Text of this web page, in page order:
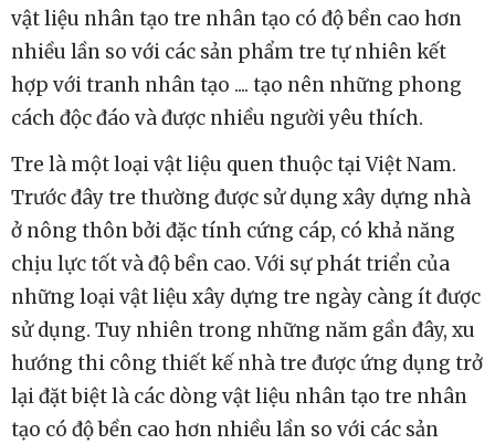
vật liệu nhân tạo tre nhân tạo có độ bền cao hơn
nhiều lần so với các sản phẩm tre tự nhiên kết
hợp với tranh nhân tạo .... tạo nên những phong
cách độc đáo và được nhiều người yêu thích.
Tre là một loại vật liệu quen thuộc tại Việt Nam.
Trước đây tre thường được sử dụng xây dựng nhà
ở nông thôn bởi đặc tính cứng cáp, có khả năng
chịu lực tốt và độ bền cao. Với sự phát triển của
những loại vật liệu xây dựng tre ngày càng ít được
sử dụng. Tuy nhiên trong những năm gần đây, xu
hướng thi công thiết kế nhà tre được ứng dụng trở
lại đặt biệt là các dòng vật liệu nhân tạo tre nhân
tạo có độ bền cao hơn nhiều lần so với các sản